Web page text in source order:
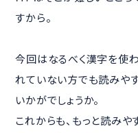
すから。
今回はなるべく漢字を使
れていない方でも読みや
いかがでしょうか。
これからも、もっと読みや